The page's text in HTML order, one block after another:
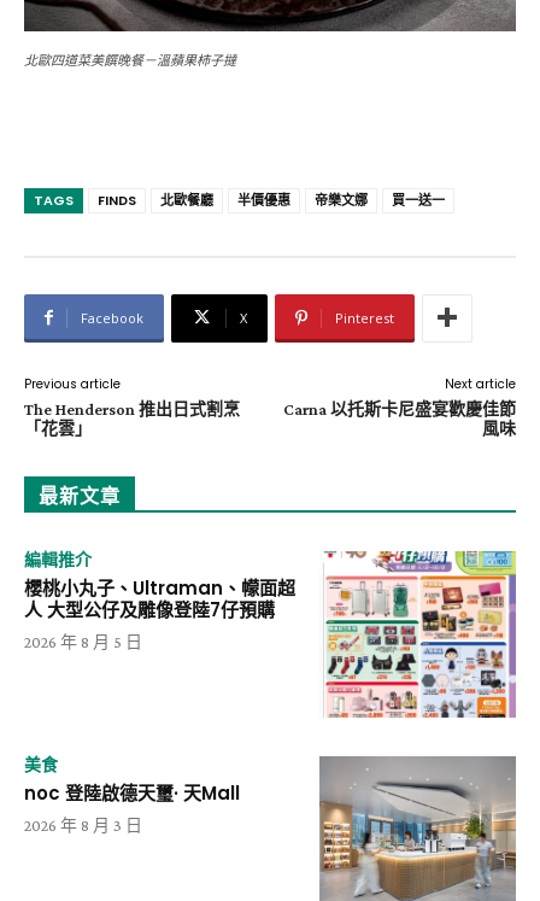
北歐四道菜美饌晚餐－溫蘋果柿子撻
TAGS FINDS 北歐餐廳 半價優惠 帝樂文娜 買一送一
Facebook X Pinterest
Previous article
The Henderson 推出日式割烹
「花雲」
Next article
Carna 以托斯卡尼盛宴歡慶佳節
風味
最新文章
編輯推介
櫻桃小丸子、Ultraman、幪面超
人 大型公仔及雕像登陸7仔預購
2026 年 8 月 5 日
美食
noc 登陸啟德天璽· 天Mall
2026 年 8 月 3 日